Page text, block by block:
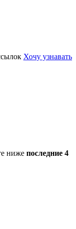
Хочу узнавать
ниже последние 4